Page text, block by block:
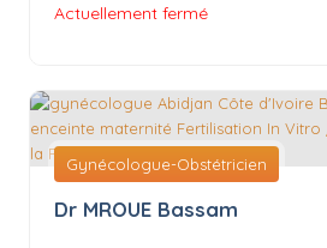
Actuellement fermé
Gynécologue-Obstétricien
Dr MROUE Bassam